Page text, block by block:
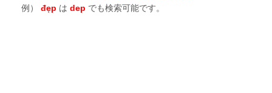
例）
đẹp は dep でも検索可能です。